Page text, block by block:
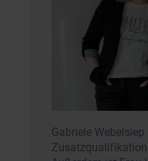
Gabriele